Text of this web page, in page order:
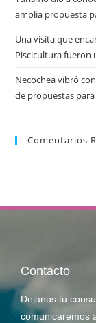
amplia propuesta
Una visita que
Piscicultura fueron
Necochea vibró
de propuestas
Comentarios
Contacto
Dejanos tu
comunicaremos